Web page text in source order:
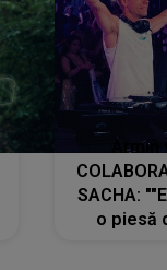
SACHA:
o piesă